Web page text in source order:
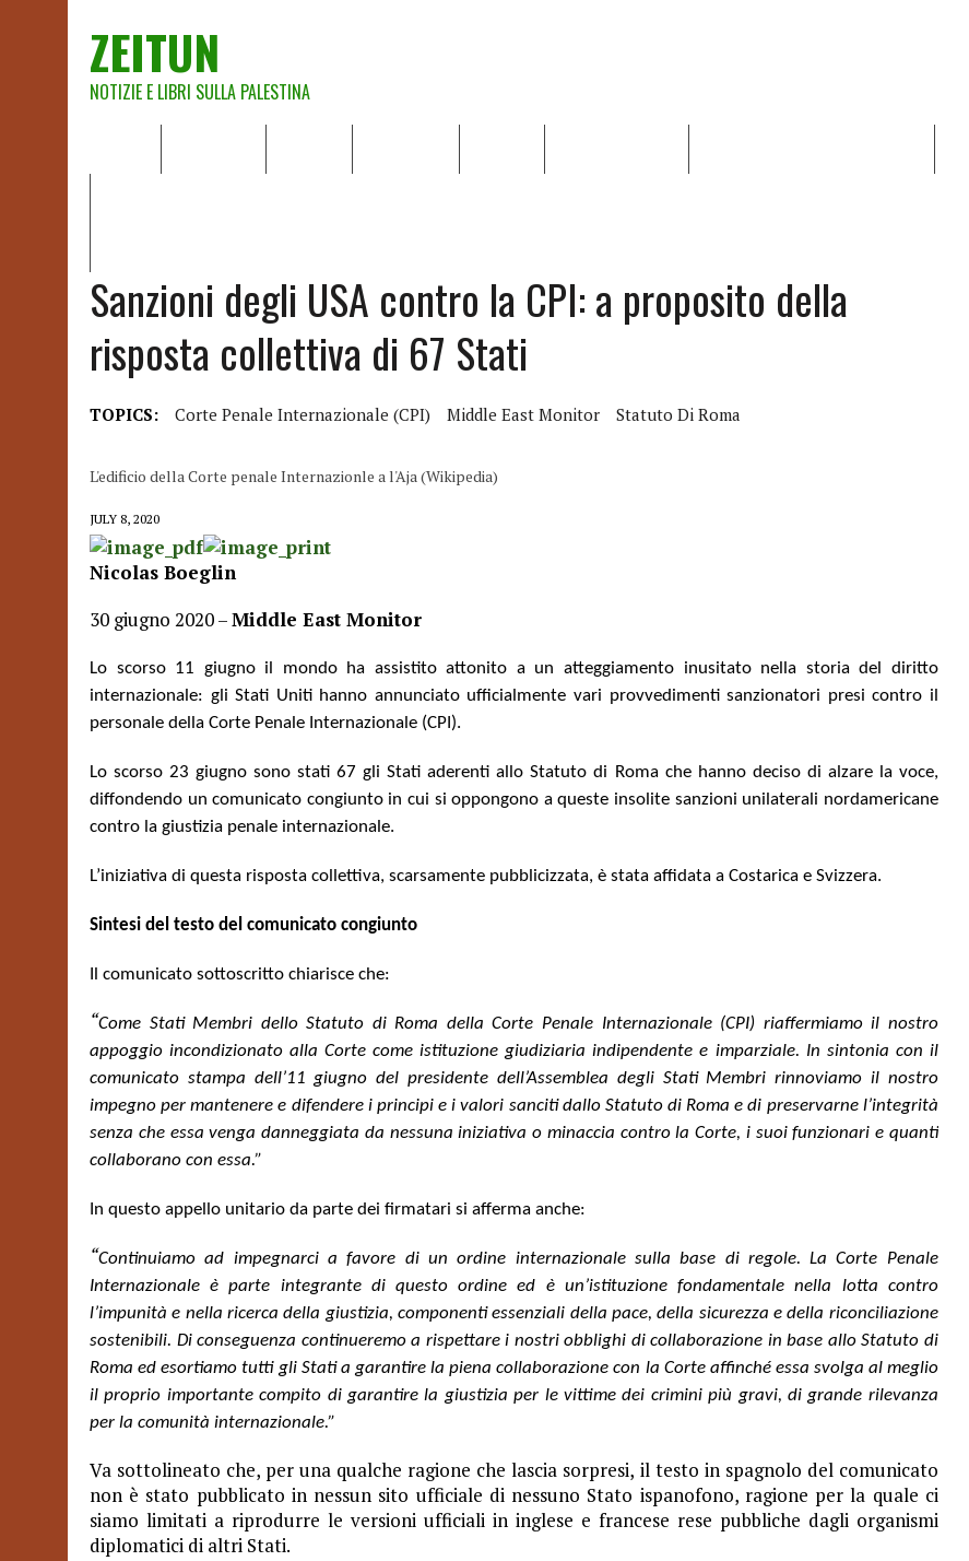
ZEITUN
NOTIZIE E LIBRI SULLA PALESTINA
Sanzioni degli USA contro la CPI: a proposito della
risposta collettiva di 67 Stati
TOPICS: Corte Penale Internazionale (CPI) Middle East Monitor Statuto Di Roma
L'edificio della Corte penale Internazionle a l'Aja (Wikipedia)
JULY 8, 2020
Nicolas Boeglin
30 giugno 2020 –Middle East Monitor
Lo scorso 11 giugno il mondo ha assistito attonito a un atteggiamento inusitato nella storia del diritto
internazionale: gli Stati Uniti hanno annunciato ufficialmente vari provvedimenti sanzionatori presi contro il
personale della Corte Penale Internazionale (CPI).
Lo scorso 23 giugno sono stati 67 gli Stati aderenti allo Statuto di Roma che hanno deciso di alzare la voce,
diffondendo un comunicato congiunto in cui si oppongono a queste insolite sanzioni unilaterali nordamericane
contro la giustizia penale internazionale.
L’iniziativa di questa risposta collettiva, scarsamente pubblicizzata, è stata affidata a Costarica e Svizzera.
Sintesi del testo del comunicato congiunto
Il comunicato sottoscritto chiarisce che:
“Come Stati Membri dello Statuto di Roma della Corte Penale Internazionale (CPI) riaffermiamo il nostro
appoggio incondizionato alla Corte come istituzione giudiziaria indipendente e imparziale. In sintonia con il
comunicato stampa dell’11 giugno del presidente dell’Assemblea degli Stati Membri rinnoviamo il nostro
impegno per mantenere e difendere i principi e i valori sanciti dallo Statuto di Roma e di preservarne l’integrità
senza che essa venga danneggiata da nessuna iniziativa o minaccia contro la Corte, i suoi funzionari e quanti
collaborano con essa.”
In questo appello unitario da parte dei firmatari si afferma anche:
“Continuiamo ad impegnarci a favore di un ordine internazionale sulla base di regole. La Corte Penale
Internazionale è parte integrante di questo ordine ed è un’istituzione fondamentale nella lotta contro
l’impunità e nella ricerca della giustizia, componenti essenziali della pace, della sicurezza e della riconciliazione
sostenibili. Di conseguenza continueremo a rispettare i nostri obblighi di collaborazione in base allo Statuto di
Roma ed esortiamo tutti gli Stati a garantire la piena collaborazione con la Corte affinché essa svolga al meglio
il proprio importante compito di garantire la giustizia per le vittime dei crimini più gravi, di grande rilevanza
per la comunità internazionale.”
Va sottolineato che, per una qualche ragione che lascia sorpresi, il testo in spagnolo del comunicato
non è stato pubblicato in nessun sito ufficiale di nessuno Stato ispanofono, ragione per la quale ci
siamo limitati a riprodurre le versioni ufficiali in inglese e francese rese pubbliche dagli organismi
diplomatici di altri Stati.